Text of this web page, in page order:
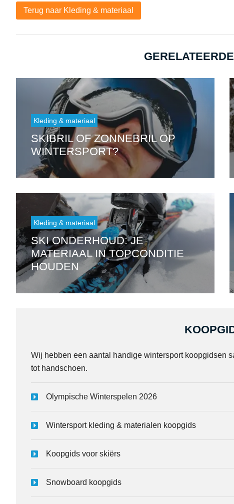
Terug naar Kleding & materiaal
Kleding & materiaal
SKIBRIL OF ZONNEBRIL OP
WINTERSPORT?
Kleding & materiaal
SKI ONDERHOUD: JE
MATERIAAL IN TOPCONDITIE
HOUDEN
Wij hebben een aantal handige wintersport koopgidsen
tot handschoen.
Olympische Winterspelen 2026
Wintersport kleding & materialen koopgids
Koopgids voor skiërs
Snowboard koopgids